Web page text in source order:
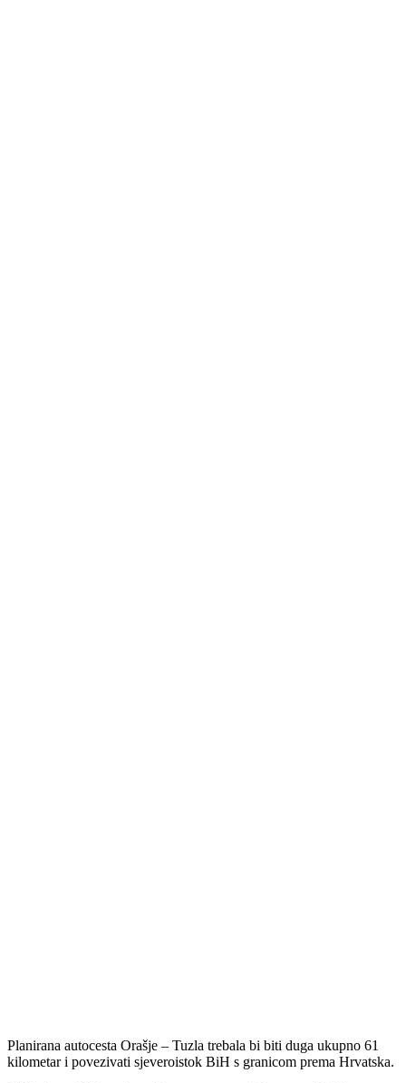
Planirana autocesta Orašje – Tuzla trebala bi biti duga ukupno 61
kilometar i povezivati sjeveroistok BiH s granicom prema Hrvatska.